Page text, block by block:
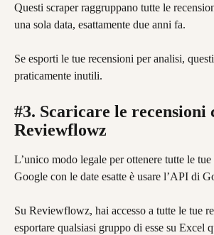
Questi scraper raggruppano tutte le
una sola data, esattamente due anni fa.
Se esporti le tue recensioni per analisi,
praticamente inutili.
#3. Scaricare le recensioni
Reviewflowz
L’unico modo legale per ottenere tutte le
Google con le date esatte è usare l’API di
Su Reviewflowz, hai accesso a tutte le tue
esportare qualsiasi gruppo di esse su Excel